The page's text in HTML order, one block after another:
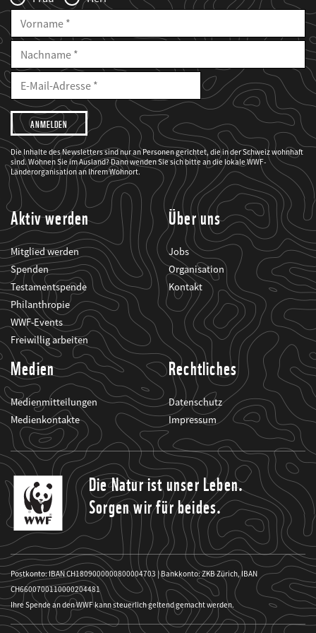
Vorname
Nachname
E-
Mailadresse
E-
Adresse
Ich
möchte,
dass
der
WWF
mich
über
seine
Projekte
informiert.
Die Inhalte des Newsletters sind nur an Personen gerichtet, die in der Schweiz wohnhaft
sind. Wohnen Sie im Ausland? Dann wenden Sie sich bitte an die lokale WWF-
Länderorganisation an Ihrem Wohnort.
Aktiv werden
Mitglied werden
Spenden
Testamentspende
Philanthropie
WWF-Events
Freiwillig arbeiten
Über uns
Jobs
Organisation
Kontakt
Medien
Medienmitteilungen
Medienkontakte
Rechtliches
Datenschutz
Impressum
Die Natur ist unser Leben.
Sorgen wir für beides.
Postkonto: IBAN CH1809000000800004703 | Bankkonto: ZKB Zürich, IBAN
CH6600700110000204481
Ihre Spende an den WWF kann steuerlich geltend gemacht werden.